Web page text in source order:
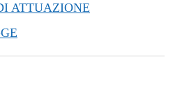
ATTUAZIONE